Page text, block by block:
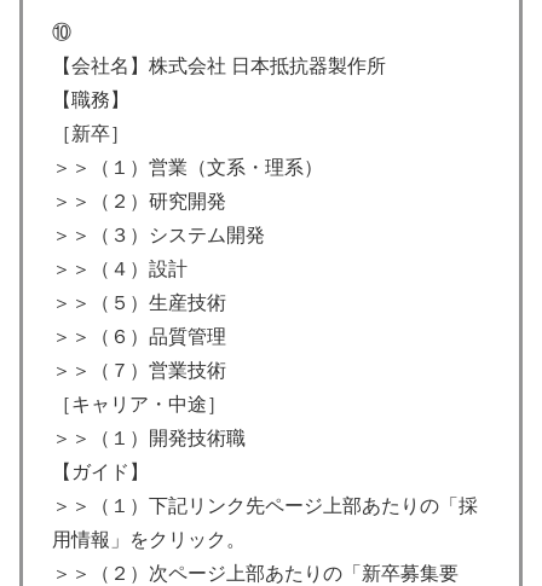
⑩
【会社名】株式会社 日本抵抗器製作所
【職務】
［新卒］
＞＞（１）営業（文系・理系）
＞＞（２）研究開発
＞＞（３）システム開発
＞＞（４）設計
＞＞（５）生産技術
＞＞（６）品質管理
＞＞（７）営業技術
［キャリア・中途］
＞＞（１）開発技術職
【ガイド】
＞＞（１）下記リンク先ページ上部あたりの「採
用情報」をクリック。
＞＞（２）次ページ上部あたりの「新卒募集要